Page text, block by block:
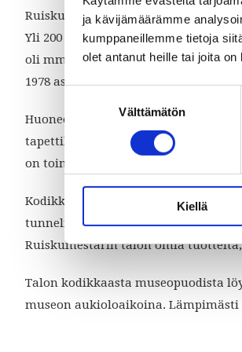
ja kävijämäärämme
kumppaneillemme tietoja
olet antanut heille tai joita
Välttämätön
Kiellä
Ruiskumestarin talon pikkuruinen
Yli 200 vuotta vanha puutalo on
oli mm. leivinuuni. Myöhemmin
1978 asti.
Huoneessa näkyvät menneen
tapettikerrostumia ja mitä
on toimivaksi korjattu uuni, joka
Kodikkaan museopuodin
tunnelman kanssa. Puodista löytyy
Ruiskumestarin talon omia
Talon kodikkaasta museopuodista
museon aukioloaikoina.